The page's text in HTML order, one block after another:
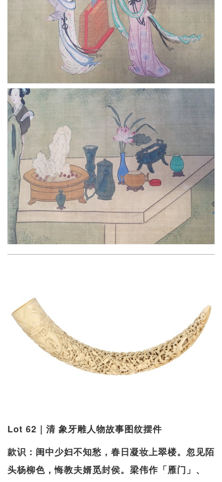
Lot 62｜清 象牙雕人物故事图纹摆件
款识：闺中少妇不知愁，春日凝妆上翠楼。忽见陌
头杨柳色，悔教夫婿觅封侯。梁伟作「雁门」、